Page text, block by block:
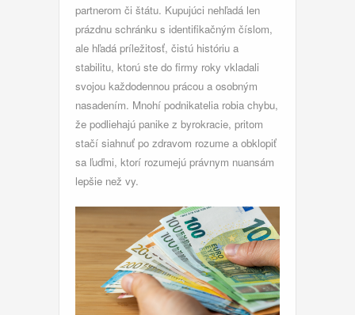
partnerom či štátu. Kupujúci nehľadá len
prázdnu schránku s identifikačným číslom,
ale hľadá príležitosť, čistú históriu a
stabilitu, ktorú ste do firmy roky vkladali
svojou každodennou prácou a osobným
nasadením. Mnohí podnikatelia robia chybu,
že podliehajú panike z byrokracie, pritom
stačí siahnuť po zdravom rozume a obklopiť
sa ľuďmi, ktorí rozumejú právnym nuansám
lepšie než vy.